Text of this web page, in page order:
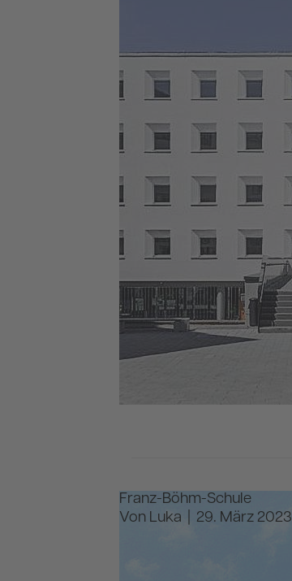
Franz-Böhm-Schule
Von Luka 29. März 2023